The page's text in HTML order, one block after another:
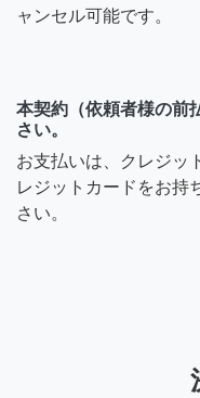
ャンセル可能です。
本契約（依頼者様の前
さい。
お支払いは、クレジッ
レジットカードをお持
さい。